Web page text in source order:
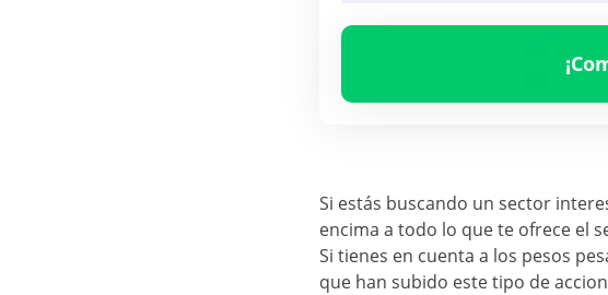
Si estás buscando un sector
encima a todo lo que te ofrece el
Si tienes en cuenta a los pesos
que han subido este tipo de